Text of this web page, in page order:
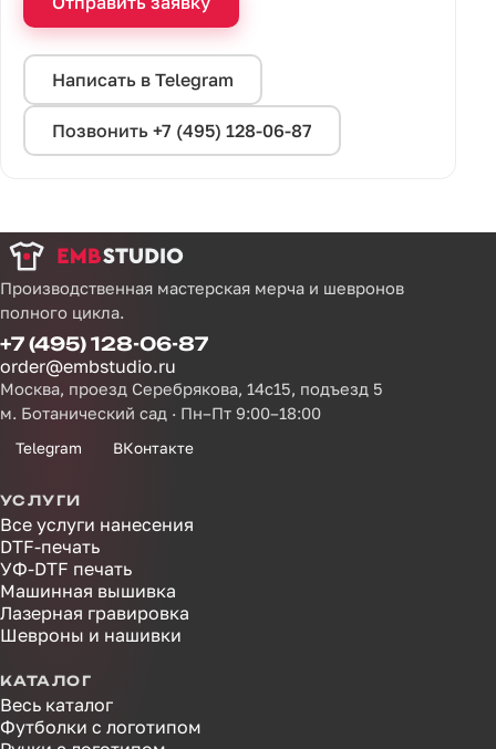
Написать в Telegram
Позвонить +7 (495) 128-06-87
Производственная мастерская мерча и шевронов
полного цикла.
+7 (495) 128-06-87
order@embstudio.ru
Москва, проезд Серебрякова, 14с15, подъезд 5
м. Ботанический сад · Пн–Пт 9:00–18:00
Telegram ВКонтакте
УСЛУГИ
Все услуги нанесения
DTF-печать
УФ-DTF печать
Машинная вышивка
Лазерная гравировка
Шевроны и нашивки
КАТАЛОГ
Весь каталог
Футболки с логотипом